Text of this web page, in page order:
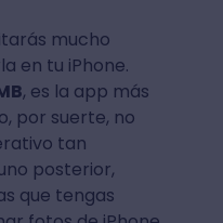
mucho
en tu iPhone.
, es la app más
por suerte, no
tan
posterior,
que tengas